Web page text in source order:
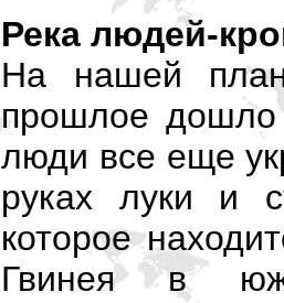
Река людей-
На нашей
прошлое дошло
люди все еще
руках луки и
которое
Гвинея в